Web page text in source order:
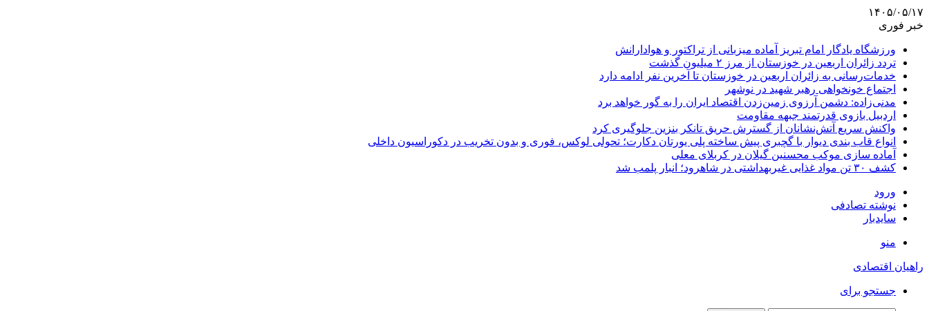
۱۴۰۵/۰۵/۱۷
خبر فوری
ورزشگاه یادگار امام تبریز آماده میزبانی از تراکتور و هوادارانش
تردد زائران اربعین در خوزستان از مرز ۲ میلیون گذشت
خدمات‌رسانی به زائران اربعین در خوزستان تا آخرین نفر ادامه دارد
اجتماع خونخواهی رهبر شهید در نوشهر
مدنی‌زاده: دشمن آرزوی زمین‌زدن اقتصاد ایران را به گور خواهد برد
اردبیل بازوی قدرتمند جبهه مقاومت
واکنش سریع آتش‌نشانان از گسترش حریق تانکر بنزین جلوگیری کرد
انواع قاب بندی دیوار با گچبری پیش ساخته پلی یورتان دکارت؛ تحولی لوکس، فوری و بدون تخریب در دکوراسیون داخلی
آماده سازی موکب محسنین گیلان در کربلای معلی
کشف ۳۰ تن مواد غذایی غیربهداشتی در شاهرود؛ انبار پلمب شد
ورود
نوشته تصادفی
سایدبار
منو
راهیان اقتصادی
جستجو برای